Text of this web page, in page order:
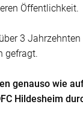
Öffentlichkeit.
3
gefragt.
genauso wie
Hildesheim